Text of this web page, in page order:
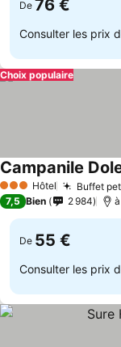
De 76 €
Consulter les prix
Choix populaire
3 ÉtoilesHôtel Buffet
Campanile
7,5 Bien 2 984
De 55 €
Consulter les prix